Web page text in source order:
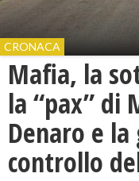
CRONACA
Mafia, la
la “pax” di
Denaro e
controllo